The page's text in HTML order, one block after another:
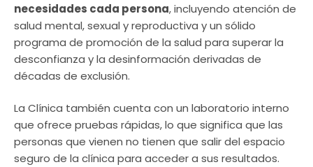
necesidades cada persona, incluyendo atención de
salud mental, sexual y reproductiva y un sólido
programa de promoción de la salud para superar la
desconfianza y la desinformación derivadas de
décadas de exclusión.
La Clínica también cuenta con un laboratorio interno
que ofrece pruebas rápidas, lo que significa que las
personas que vienen no tienen que salir del espacio
seguro de la clínica para acceder a sus resultados.